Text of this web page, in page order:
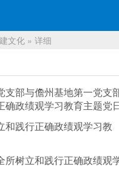
文化 » 详细
支部与儋州基地第一党支
确政绩观学习教育主题党
和践行正确政绩观学习教
所树立和践行正确政绩观